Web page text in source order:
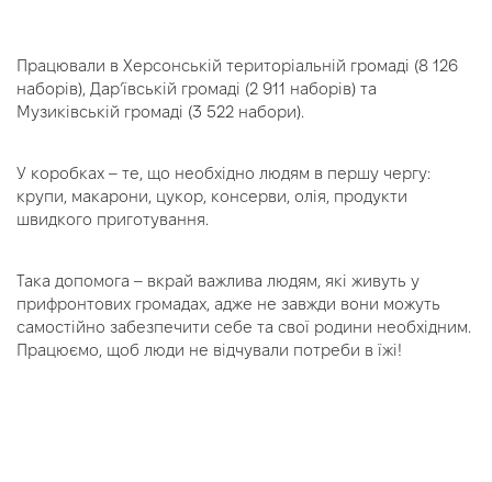
Працювали в Херсонській територіальній громаді (8 126
наборів), Дарʼївській громаді (2 911 наборів) та
Музиківській громаді (3 522 набори).
У коробках – те, що необхідно людям в першу чергу:
крупи, макарони, цукор, консерви, олія, продукти
швидкого приготування.
Така допомога – вкрай важлива людям, які живуть у
прифронтових громадах, адже не завжди вони можуть
самостійно забезпечити себе та свої родини необхідним.
Працюємо, щоб люди не відчували потреби в їжі!